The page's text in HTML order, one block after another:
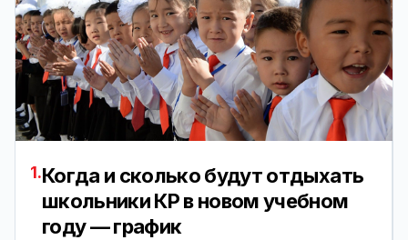
1.Когда и сколько будут отдыхать
школьники КР в новом учебном
году — график